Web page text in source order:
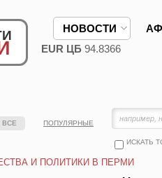
НОВОСТИ
EUR ЦБ 94.8366
ИСКАТЬ
ВСЕ ПОПУЛЯРНЫЕ
И ПОЛИТИКИ В ПЕРМИ